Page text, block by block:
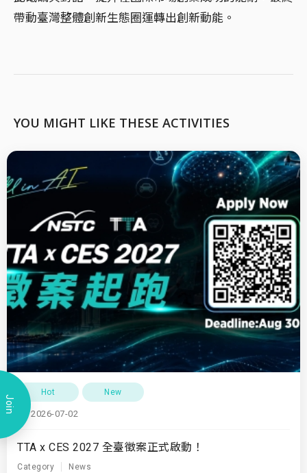
Join
帶動臺灣整體創新生態圈運轉出創新動能。
YOU MIGHT LIKE THESE ACTIVITIES
Hot New
2026-07-02
TTA x CES 2027 全臺徵案正式啟動！
Category News